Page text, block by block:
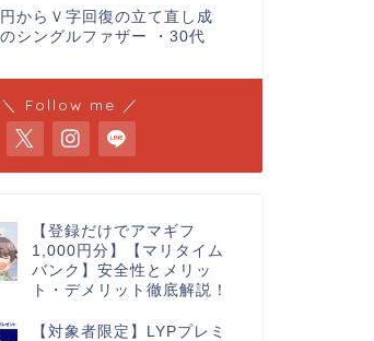
からＶ字回復の立て直し成
シングルファザー ・30代
＼ Follow me ／
【登録だけでアマギフ
1,000円分】【マリタイム
バンク】安全性とメリッ
ト・デメリット徹底解説！
【対象者限定】LYPプレミ